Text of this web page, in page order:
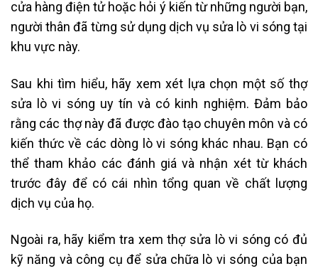
cửa hàng điện tử hoặc hỏi ý kiến từ những người bạn,
người thân đã từng sử dụng dịch vụ sửa lò vi sóng tại
khu vực này.
Sau khi tìm hiểu, hãy xem xét lựa chọn một số thợ
sửa lò vi sóng uy tín và có kinh nghiệm. Đảm bảo
rằng các thợ này đã được đào tạo chuyên môn và có
kiến thức về các dòng lò vi sóng khác nhau. Bạn có
thể tham khảo các đánh giá và nhận xét từ khách
trước đây để có cái nhìn tổng quan về chất lượng
dịch vụ của họ.
Ngoài ra, hãy kiểm tra xem thợ sửa lò vi sóng có đủ
kỹ năng và công cụ để sửa chữa lò vi sóng của bạn